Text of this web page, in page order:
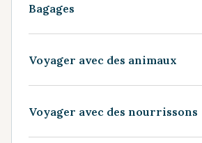
Bagages
Voyager avec des animaux
Voyager avec des nourrissons